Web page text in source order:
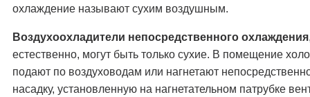
охлаждение называют сухим воздушным.
Воздухоохладители непосредственного охлаждения
естественно, могут быть только сухие. В помещение
подают по воздуховодам или нагнетают
насадку, установленную на нагнетательном патрубке